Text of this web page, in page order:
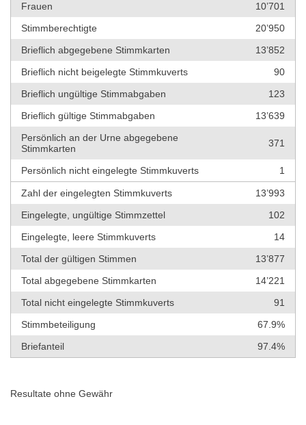
Frauen
10’701
Stimmberechtigte
20’950
Brieflich abgegebene Stimmkarten
13’852
Brieflich nicht beigelegte Stimmkuverts
90
Brieflich ungültige Stimmabgaben
123
Brieflich gültige Stimmabgaben
13’639
Persönlich an der Urne abgegebene
Stimmkarten
371
Persönlich nicht eingelegte Stimmkuverts 1
Zahl der eingelegten Stimmkuverts
13’993
Eingelegte, ungültige Stimmzettel
102
Eingelegte, leere Stimmkuverts
14
Total der gültigen Stimmen
13’877
Total abgegebene Stimmkarten
14’221
Total nicht eingelegte Stimmkuverts
91
Stimmbeteiligung
67.9%
Briefanteil
97.4%
Resultate ohne Gewähr